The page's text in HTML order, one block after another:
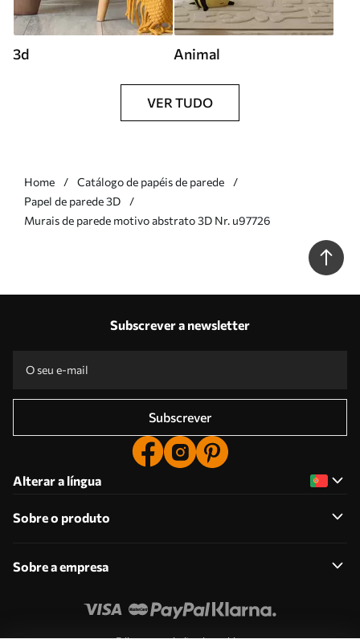
3d Animal
VER TUDO
Home
Catálogo de papéis de parede
Papel de parede 3D
Murais de parede motivo abstrato 3D Nr. u97726
Subscrever a newsletter
Subscrever
Alterar a língua
Sobre o produto
Sobre a empresa